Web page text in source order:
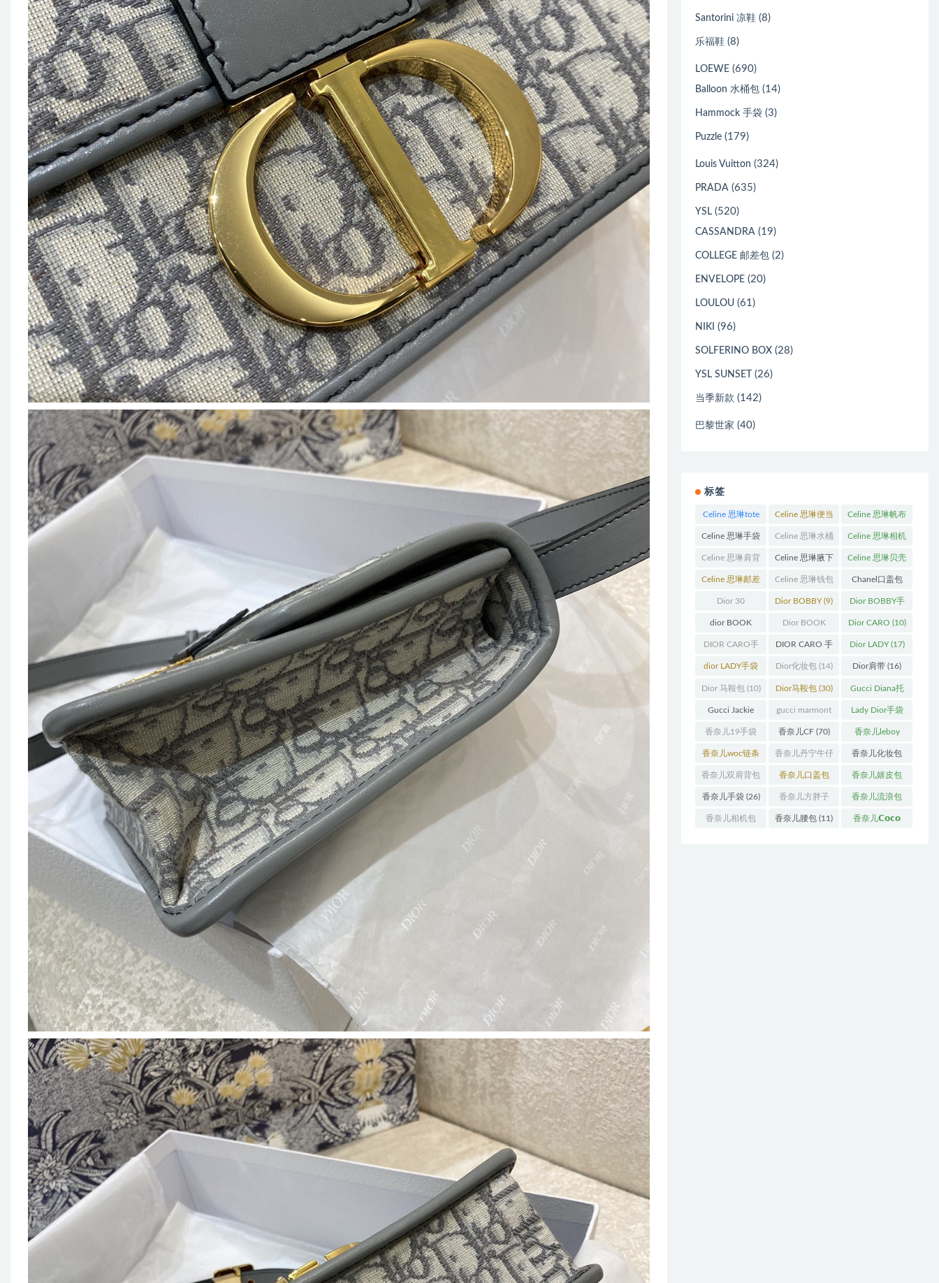
Santorini 凉鞋 (8)
乐福鞋 (8)
LOEWE (690)
Balloon 水桶包 (14)
Hammock 手袋 (3)
Puzzle (179)
Louis Vuitton (324)
PRADA (635)
YSL (520)
CASSANDRA (19)
COLLEGE 邮差包 (2)
ENVELOPE (20)
LOULOU (61)
NIKI (96)
SOLFERINO BOX (28)
YSL SUNSET (26)
当季新款 (142)
巴黎世家 (40)
标签
Celine 思琳tote
包 (23)
Celine 思琳便当
包 (14)
Celine 思琳帆布
包 (18)
Celine 思琳手袋
(250)
Celine 思琳水桶
包 (55)
Celine 思琳相机
包 (11)
Celine 思琳肩背
包 (12)
Celine 思琳腋下
包 (10)
Celine 思琳贝壳
包(12)
Celine 思琳邮差
包(13)
Celine 思琳钱包
(10)
Chanel口盖包
(13)
Dior 30
Montaigne 蒙田
(31)
Dior BOBBY(9) Dior BOBBY手
袋(26)
dior BOOK
TOTE(12)
Dior BOOK
TOTE手袋(163)
Dior CARO (10)
DIOR CARO手
袋(11)
DIOR CARO 手
袋(31)
Dior LADY(17)
dior LADY手袋
(70)
Dior化妆包(14) Dior肩带 (16)
Dior 马鞍包(10) Dior马鞍包(30) Gucci Diana托
特包(11)
Gucci Jackie
(11)
gucci marmont
系列(19)
Lady Dior手袋
(51)
香奈儿19手袋
(27)
香奈儿CF(70) 香奈儿leboy
(13)
香奈儿woc链条
包 (11)
香奈儿丹宁牛仔
(12)
香奈儿化妆包
(13)
香奈儿双肩背包
(13)
香奈儿口盖包
(55)
香奈儿嬉皮包
(10)
香奈儿手袋(26) 香奈儿方胖子
(11)
香奈儿流浪包
(10)
香奈儿相机包 香奈儿腰包 (11) 香奈儿𝗖𝗼𝗰𝗼